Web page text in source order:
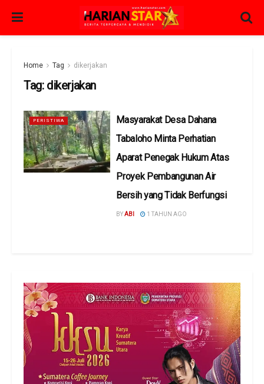
Home Tag dikerjakan
Tag: dikerjakan
PERISTIWA
Masyarakat Desa Dahana
Tabaloho Minta Perhatian
Aparat Penegak Hukum Atas
Proyek Pembangunan Air
Bersih yang Tidak Berfungsi
BYABI 1 TAHUN AGO